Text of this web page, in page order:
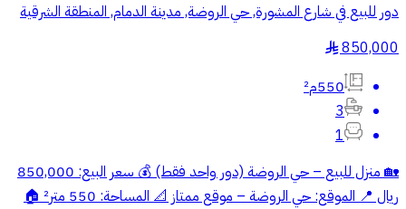
دور للبيع في شارع المشورة, حي الروضة, مدينة الدمام, المنطقة الشرقية
850,000
§
550م²
3
1
🏡 منزل للبيع – حي الروضة (دور واحد فقط) 💰 سعر البيع: 850,000
ريال 📍 الموقع: حي الروضة – موقع ممتاز 📐 المساحة: 550 متر² 🏠